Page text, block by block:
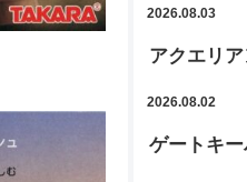
2026.08.03
アクエリ
2026.08.02
ゲートキ